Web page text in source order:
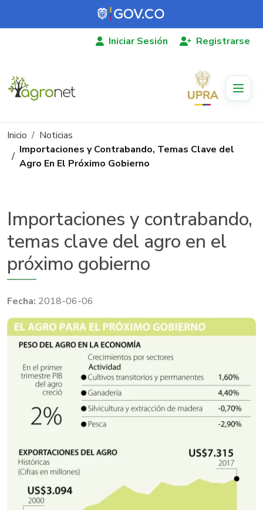
Pasar al contenido principal
Iniciar Sesión Registrarse
Ruta de navegación
Inicio
Noticias
Importaciones y Contrabando, Temas Clave del
Agro En El Próximo Gobierno
Importaciones y contrabando,
temas clave del agro en el
próximo gobierno
2018-06-06